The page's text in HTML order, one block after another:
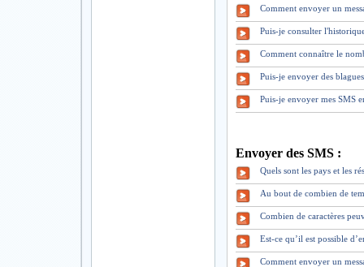
Comment envoyer un
Puis-je consulter
Comment connaître le
Puis-je envoyer des
Puis-je envoyer mes SMS
Envoyer des SMS :
Quels sont les pays et les
Au bout de combien de
Combien de caractères
Est-ce qu’il est possible
Comment envoyer un